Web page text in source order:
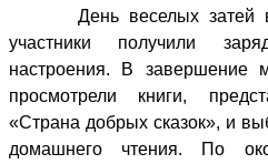
День веселых затей в
участники получили
настроения.
В завершение
просмотрели книги,
«Страна добрых сказок», и
домашнего чтения. По